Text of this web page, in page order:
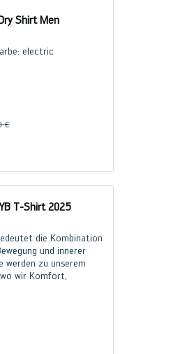
Shirt Men
electric
€
T-Shirt 2025
die Kombination
und innerer
werden zu unserem
wir Komfort,